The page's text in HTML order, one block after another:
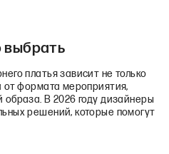
выбрать
платья зависит не только
от формата мероприятия,
образа. В 2026 году дизайнеры
решений, которые помогут